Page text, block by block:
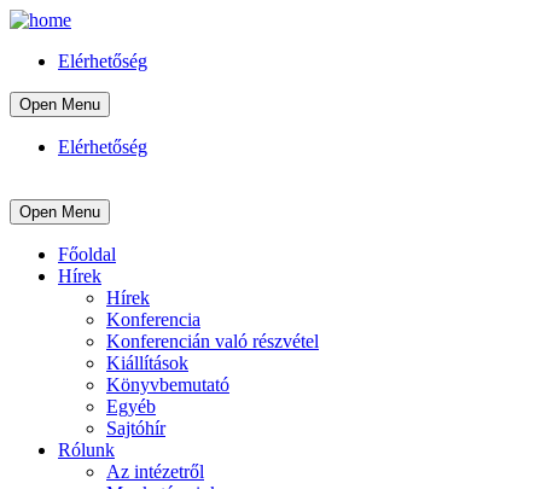
Elérhetőség
Open Menu
Elérhetőség
Open Menu
Főoldal
Hírek
Hírek
Konferencia
Konferencián való részvétel
Kiállítások
Könyvbemutató
Egyéb
Sajtóhír
Rólunk
Az intézetről